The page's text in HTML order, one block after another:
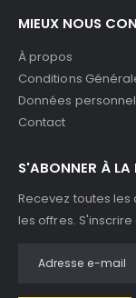
MIEUX NOUS
À propos
Conditions
Données
Contact
S'ABONNER À LA
Recevez toutes
les offres.